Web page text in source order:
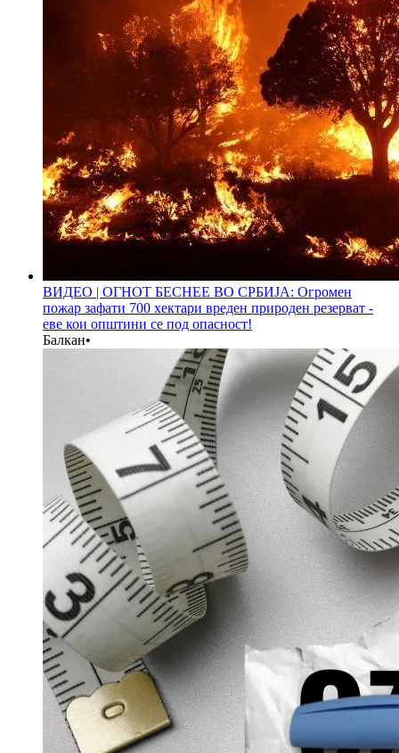
ВИДЕО | ОГНОТ БЕСНЕЕ ВО СРБИЈА: Огромен
пожар зафати 700 хектари вреден природен резерват -
еве кои општини се под опасност!
Балкан•